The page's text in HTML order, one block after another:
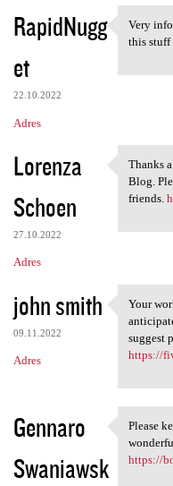
RapidNugg
et
22.10.2022
Adres
Very
Very
this stuff
Lorenza
Schoen
27.10.2022
Adres
Thanks
Thanks
Blog.
friends.
john smith
09.11.2022
Adres
Your
Your
suggest
https://
Gennaro
Swaniawsk
Please
Please
https://